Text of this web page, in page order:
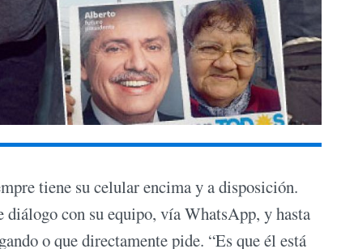
tiene su celular encima y a disposición.
diálogo con su equipo, vía WhatsApp, y hasta
o que directamente pide. “Es que él está